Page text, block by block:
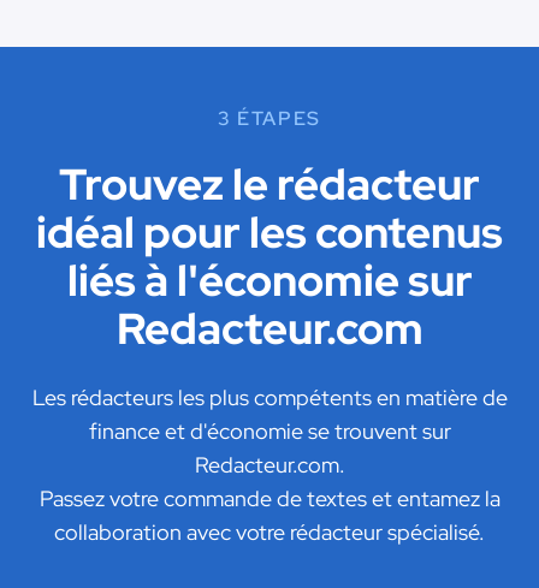
3 ÉTAPES
Trouvez le rédacteur
idéal pour les contenus
liés à l'économie sur
Redacteur.com
Les rédacteurs les plus compétents en matière de
finance et d'économie se trouvent sur
Redacteur.com.
Passez votre commande de textes et entamez la
collaboration avec votre rédacteur spécialisé.